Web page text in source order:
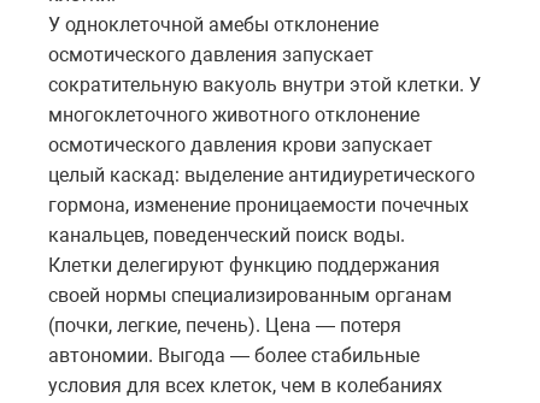
У одноклеточной амебы отклонение
осмотического давления запускает
сократительную вакуоль внутри этой клетки. У
многоклеточного животного отклонение
осмотического давления крови запускает
целый каскад: выделение антидиуретического
гормона, изменение проницаемости почечных
канальцев, поведенческий поиск воды.
Клетки делегируют функцию поддержания
своей нормы специализированным органам
(почки, легкие, печень). Цена — потеря
автономии. Выгода — более стабильные
условия для всех клеток, чем в колебаниях